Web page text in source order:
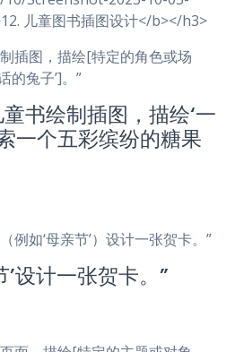
儿童图书插图设计</b></h3>
插图，描绘[特定的角色或场
的兔子’]。”
书绘制插图，描绘‘一
一个五彩缤纷的糖果
例如‘母亲节’）设计一张贺卡。”
’设计一张贺卡。”